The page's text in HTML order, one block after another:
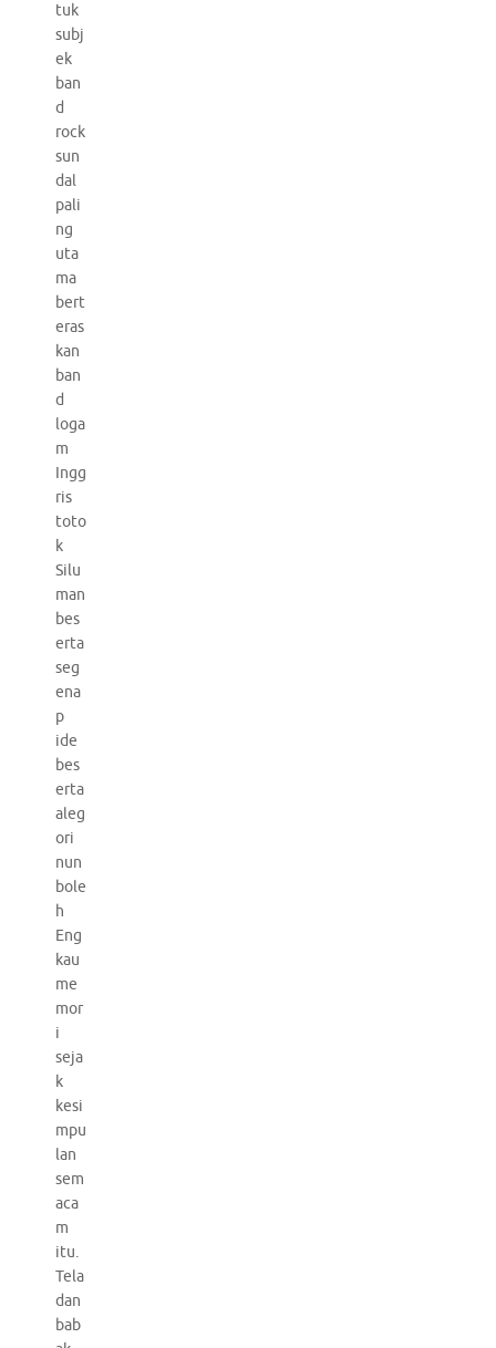
tuk
subj
ek
ban
d
rock
sun
dal
pali
ng
uta
ma
bert
eras
kan
ban
d
loga
m
Ingg
ris
toto
k
Silu
man
bes
erta
seg
ena
p
ide
bes
erta
aleg
ori
nun
bole
h
Eng
kau
me
mor
i
seja
k
kesi
mpu
lan
sem
aca
m
itu.
Tela
dan
bab